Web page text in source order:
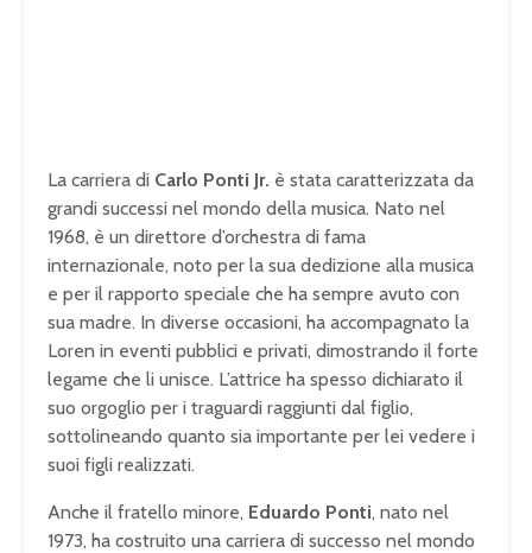
La carriera di Carlo Ponti Jr. è stata caratterizzata da
grandi successi nel mondo della musica. Nato nel
1968, è un direttore d’orchestra di fama
internazionale, noto per la sua dedizione alla musica
e per il rapporto speciale che ha sempre avuto con
sua madre. In diverse occasioni, ha accompagnato la
Loren in eventi pubblici e privati, dimostrando il forte
legame che li unisce. L’attrice ha spesso dichiarato il
suo orgoglio per i traguardi raggiunti dal figlio,
sottolineando quanto sia importante per lei vedere i
suoi figli realizzati.
Anche il fratello minore, Eduardo Ponti, nato nel
1973, ha costruito una carriera di successo nel mondo